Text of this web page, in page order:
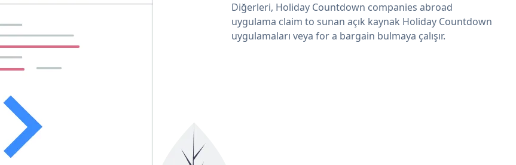
Diğerleri, Holiday Countdown companies abroad
uygulama claim to sunan açık kaynak Holiday Countdown
uygulamaları veya for a bargain bulmaya çalışır.